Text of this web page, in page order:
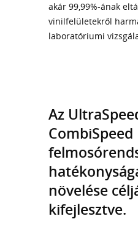
akár 99,99%-ának
vinilfelületekről
laboratóriumi
Az
CombiSpeed
növelése
kifejlesztve.